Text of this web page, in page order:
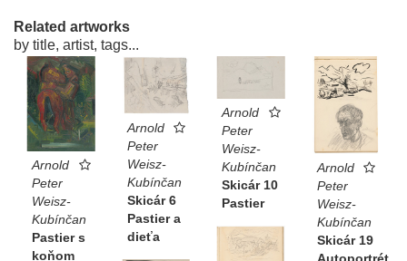
Related artworks
by title, artist, tags...
Arnold
Peter
Weisz-
Kubínčan
Pastier s
koňom
Arnold
Peter
Weisz-
Kubínčan
Skicár 6
Pastier a
dieťa
Arnold
Peter
Weisz-
Kubínčan
Skicár 10
Pastier
Arnold
Peter
Weisz-
Kubínčan
Skicár 19
Autoportrét